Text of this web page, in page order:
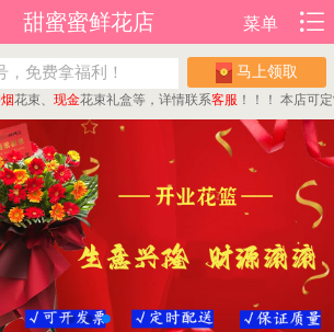
甜蜜蜜鲜花店 菜单
马上领取
、现金花束礼盒等，详情联系客服！！！ 本店可定制